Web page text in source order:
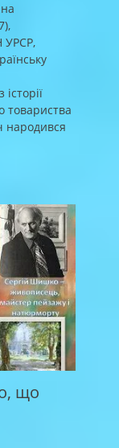
УРСР,
товариства
народився
що